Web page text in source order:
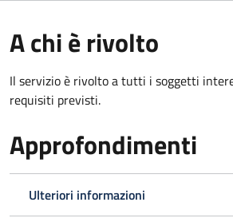
A chi è rivolto
Il servizio è rivolto a tutti i soggetti
requisiti previsti.
Approfondimenti
Ulteriori informazioni